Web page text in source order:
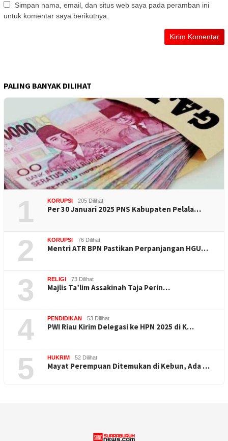
Simpan nama, email, dan situs web saya pada peramban ini
untuk komentar saya berikutnya.
PALING BANYAK DILIHAT
1 KORUPSI 205 Dilihat
Per 30 Januari 2025 PNS Kabupaten Pelala…
2 KORUPSI 76 Dilihat
Mentri ATR BPN Pastikan Perpanjangan HGU…
3 RELIGI 73 Dilihat
Majlis Ta’lim Assakinah Taja Perin…
4 PENDIDIKAN 53 Dilihat
PWI Riau Kirim Delegasi ke HPN 2025 di K…
5 HUKRIM 52 Dilihat
Mayat Perempuan Ditemukan di Kebun, Ada …